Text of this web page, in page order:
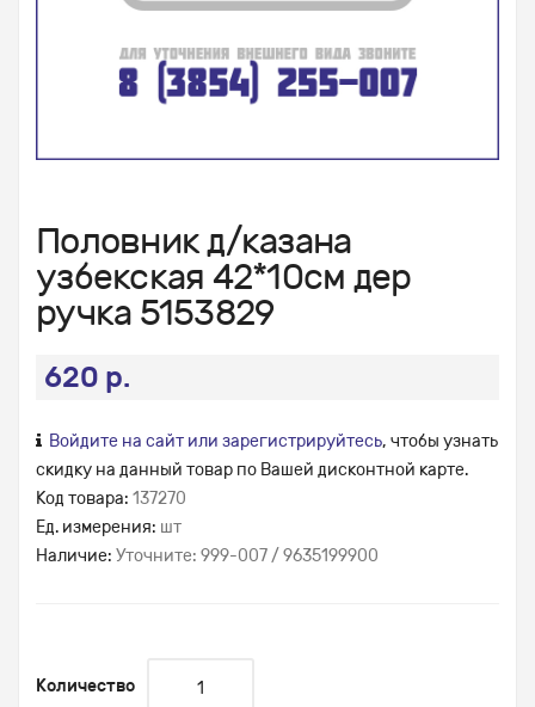
Половник д/казана
узбекская 42*10см дер
ручка 5153829
620 р.
Войдите на сайт или зарегистрируйтесь, чтобы узнать
скидку на данный товар по Вашей дисконтной карте.
Код товара: 137270
Ед. измерения: шт
Наличие: Уточните: 999-007 / 9635199900
Количество